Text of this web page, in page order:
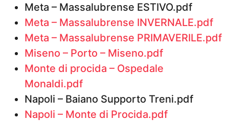
Meta – Massalubrense ESTIVO.pdf
Meta – Massalubrense INVERNALE.pdf
Meta – Massalubrense PRIMAVERILE.pdf
Miseno – Porto – Miseno.pdf
Monte di procida – Ospedale
Monaldi.pdf
Napoli – Baiano Supporto Treni.pdf
Napoli – Monte di Procida.pdf